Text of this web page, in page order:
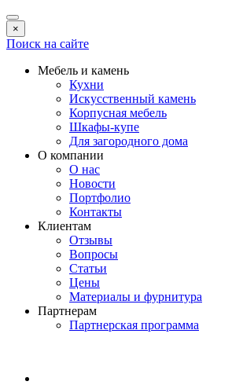
×
Поиск на сайте
Мебель и камень
Кухни
Искусственный камень
Корпусная мебель
Шкафы-купе
Для загородного дома
О компании
О нас
Новости
Портфолио
Контакты
Клиентам
Отзывы
Вопросы
Статьи
Цены
Материалы и фурнитура
Партнерам
Партнерская программа